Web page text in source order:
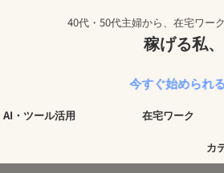
40代・50代主婦から、在宅ワー
稼げる私
今すぐ始められる実践的なノ
AI・ツール活用 在宅ワーク
カ